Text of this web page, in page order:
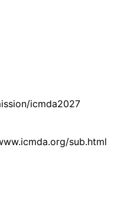
icmda2027
sub.html